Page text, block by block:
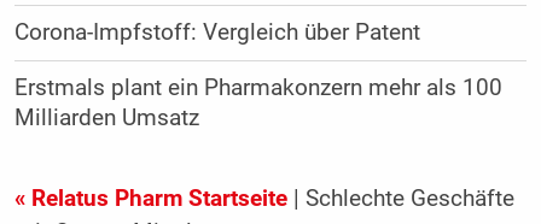
Corona-Impfstoff: Vergleich über Patent
Erstmals plant ein Pharmakonzern mehr als 100
Milliarden Umsatz
« Relatus Pharm Startseite| Schlechte Geschäfte